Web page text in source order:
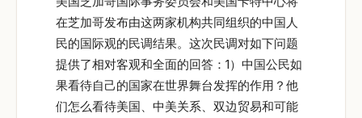
在芝加哥发布由这两家机构共同组织的中国人
民的国际观的民调结果。这次民调对如下问题
提供了相对客观和全面的回答：1）中国公民如
果看待自己的国家在世界舞台发挥的作用？他
们怎么看待美国、中美关系、双边贸易和可能